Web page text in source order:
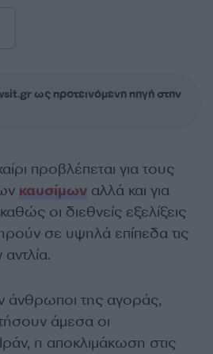
ως προτεινόμενη πηγή στην
προβλέπεται για τους
καυσίμων αλλά και για
οι διεθνείς εξελίξεις
σε υψηλά επίπεδα τις
αντλία.
άνθρωποι της αγοράς,
άμεσα οι
η αποκλιμάκωση στις